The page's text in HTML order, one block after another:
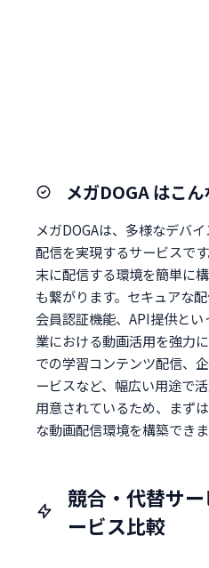
メガDOGA はこ
メガDOGAは、多様なデバ
配信を実現するサービスで
末に配信する環境を簡単に
も繋がります。セキュアな
会員認証機能、API提供と
業における動画活用を強力
での学習コンテンツ配信、
ービスなど、幅広い用途で
用意されているため、まず
な動画配信環境を構築できま
競合・代替サ
ービス比較